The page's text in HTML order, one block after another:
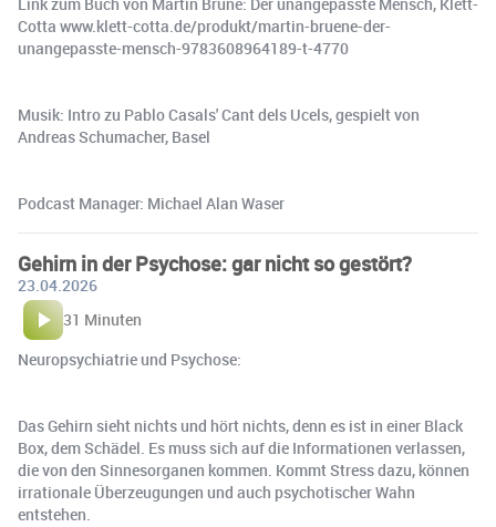
Cotta www.klett-cotta.de/produkt/martin-bruene-der-
unangepasste-mensch-9783608964189-t-4770
Musik: Intro zu Pablo Casals' Cant dels Ucels, gespielt von
Andreas Schumacher, Basel
Podcast Manager: Michael Alan Waser
Gehirn in der Psychose: gar nicht so gestört?
23.04.2026
31 Minuten
Neuropsychiatrie und Psychose:
Das Gehirn sieht nichts und hört nichts, denn es ist in einer Black
Box, dem Schädel. Es muss sich auf die Informationen verlassen,
die von den Sinnesorganen kommen. Kommt Stress dazu, können
irrationale Überzeugungen und auch psychotischer Wahn
entstehen.